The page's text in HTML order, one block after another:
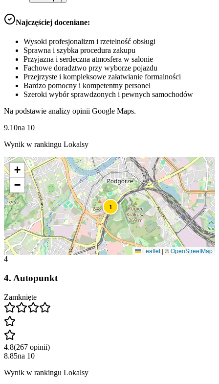
Najczęściej doceniane:
Wysoki profesjonalizm i rzetelność obsługi
Sprawna i szybka procedura zakupu
Przyjazna i serdeczna atmosfera w salonie
Fachowe doradztwo przy wyborze pojazdu
Przejrzyste i kompleksowe załatwianie formalności
Bardzo pomocny i kompetentny personel
Szeroki wybór sprawdzonych i pewnych samochodów
Na podstawie analizy opinii Google Maps.
9.10na 10
Wynik w rankingu Lokalsy
1
+
−
Leaflet|©OpenStreetMap
4
4. Autopunkt
Zamknięte
4.8(267 opinii)
8.85na 10
Wynik w rankingu Lokalsy